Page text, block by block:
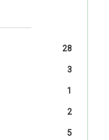
28
3
1
2
5